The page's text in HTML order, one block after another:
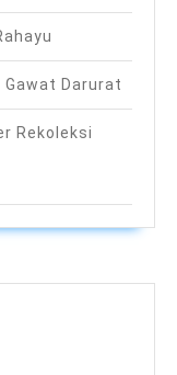
Darurat
Rekoleksi